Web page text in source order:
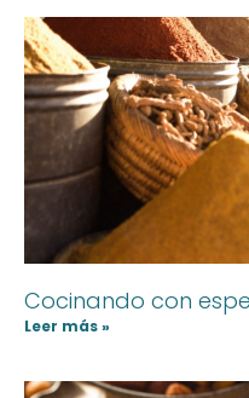
Cocinando con
Leer más »